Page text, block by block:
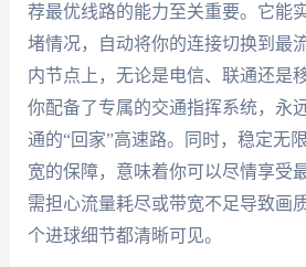
荐最优线路的能力至关重要。它能
堵情况，自动将你的连接切换到最
内节点上，无论是电信、联通还是
你配备了专属的交通指挥系统，永
通的“回家”高速路。同时，稳定无
宽的保障，意味着你可以尽情享受
需担心流量耗尽或带宽不足导致画
个进球细节都清晰可见。